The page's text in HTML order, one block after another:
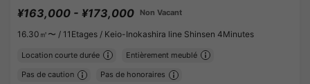
¥163,000 - ¥173,000 Non Vacant
16.30㎡〜 / 11Etages / Keio-Inokashira line Shinsen 4Minutes
Location courte durée Entièrement meublé
Pas de caution Pas de honoraires